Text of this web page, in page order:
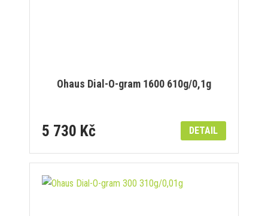
Ohaus Dial-O-gram 1600 610g/0,1g
5 730 Kč DETAIL